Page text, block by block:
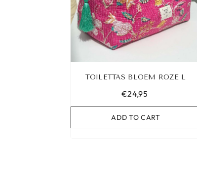
TOILETTAS BLOEM ROZE L
€24,95
ADD TO CART